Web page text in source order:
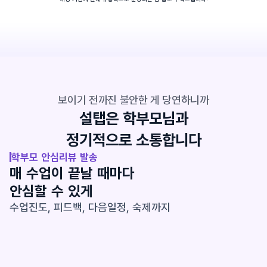
보이기 전까진 불안한 게 당연하니까
설탭은 학부모님과
정기적으로 소통합니다
학부모 안심리뷰 발송
매 수업이 끝날 때마다
안심할 수 있게
수업진도, 피드백, 다음일정, 숙제까지